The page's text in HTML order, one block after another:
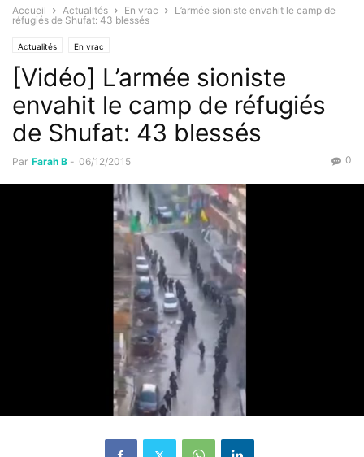
Accueil Actualités En vrac
L’armée sioniste envahit le camp de
réfugiés de Shufat: 43 blessés
Actualités En vrac
[Vidéo] L’armée sioniste
envahit le camp de réfugiés
de Shufat: 43 blessés
Par Farah B - 06/12/2015 0